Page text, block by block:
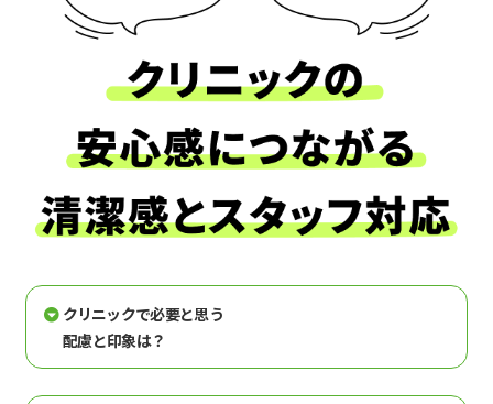
クリニックで必要と思う
配慮と印象は？